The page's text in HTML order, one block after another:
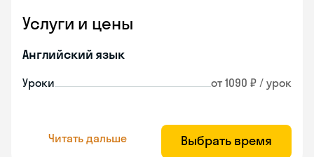
Услуги и цены
Английский язык
Уроки от 1090 ₽ / урок
Читать дальше Выбрать время